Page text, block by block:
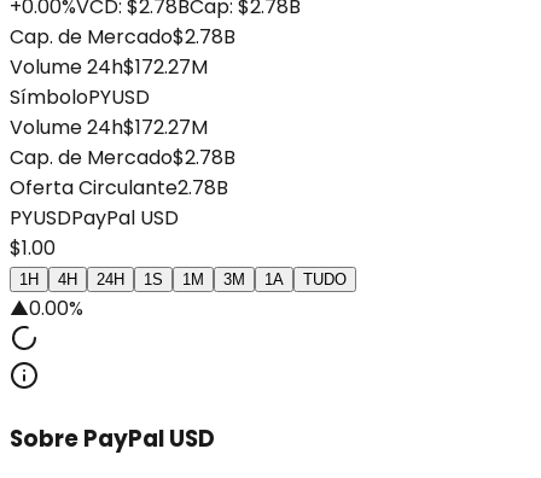
+0.00%VCD: $2.78BCap: $2.78B
Cap. de Mercado$2.78B
Volume 24h$172.27M
SímboloPYUSD
Volume 24h$172.27M
Cap. de Mercado$2.78B
Oferta Circulante2.78B
PYUSDPayPal USD
$1.00
1H 4H 24H 1S 1M 3M 1A TUDO
▲0.00%
Sobre PayPal USD